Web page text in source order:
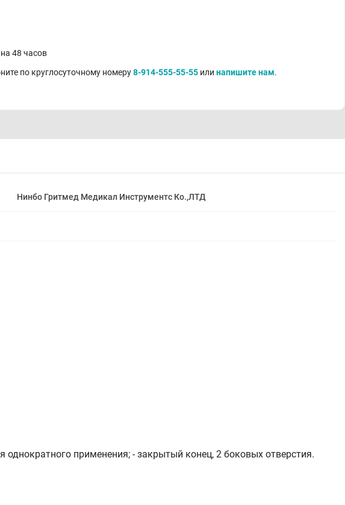
48 часов
по круглосуточному номеру8-914-555-55-55 или напишите нам.
Нинбо Гритмед Медикал Инструментс Ко.,ЛТД
однократного применения; - закрытый конец, 2 боковых отверстия.